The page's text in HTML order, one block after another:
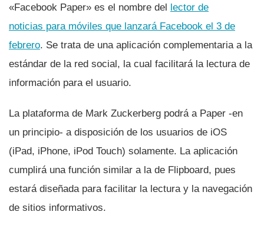
«Facebook Paper» es el nombre del lector de
noticias para móviles que lanzará Facebook el 3 de
febrero. Se trata de una aplicación complementaria a la
estándar de la red social, la cual facilitará la lectura de
información para el usuario.
La plataforma de Mark Zuckerberg podrá a Paper -en
un principio- a disposición de los usuarios de iOS
(iPad, iPhone, iPod Touch) solamente. La aplicación
cumplirá una función similar a la de Flipboard, pues
estará diseñada para facilitar la lectura y la navegación
de sitios informativos.